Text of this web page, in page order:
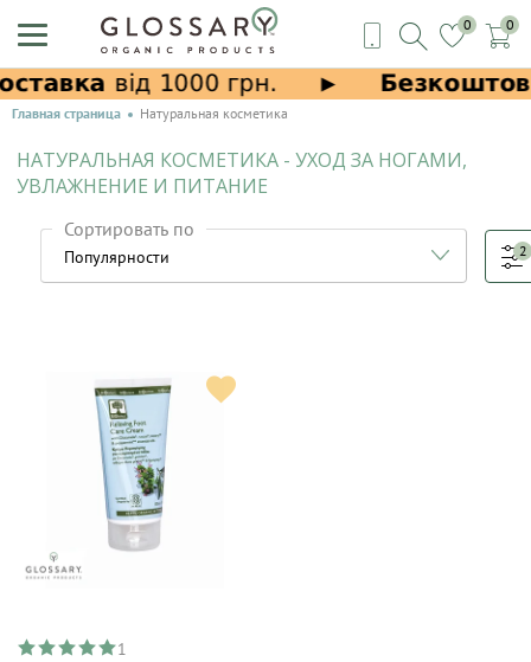
0 0
Главная страница Натуральная косметика
НАТУРАЛЬНАЯ КОСМЕТИКА - УХОД ЗА НОГАМИ,
УВЛАЖНЕНИЕ И ПИТАНИЕ
Сортировать по
2
1